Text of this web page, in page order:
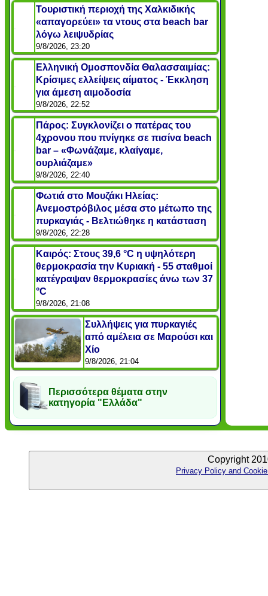
Τουριστική περιοχή της Χαλκιδικής
«απαγορεύει» τα ντους στα beach bar
λόγω λειψυδρίας
9/8/2026, 23:20
Ελληνική Ομοσπονδία Θαλασσαιμίας:
Κρίσιμες ελλείψεις αίματος - Έκκληση
για άμεση αιμοδοσία
9/8/2026, 22:52
Πάρος: Συγκλονίζει ο πατέρας του
4χρονου που πνίγηκε σε πισίνα beach
bar – «Φωνάζαμε, κλαίγαμε,
ουρλιάζαμε»
9/8/2026, 22:40
Φωτιά στο Μουζάκι Ηλείας:
Ανεμοστρόβιλος μέσα στο μέτωπο της
πυρκαγιάς - Βελτιώθηκε η κατάσταση
9/8/2026, 22:28
Καιρός: Στους 39,6 °C η υψηλότερη
θερμοκρασία την Κυριακή - 55 σταθμοί
κατέγραψαν θερμοκρασίες άνω των 37
°C
9/8/2026, 21:08
Συλλήψεις για πυρκαγιές
από αμέλεια σε Μαρούσι και
Χίο
9/8/2026, 21:04
Περισσότερα θέματα στην
κατηγορία "Ελλάδα"
Copyright
Privacy Policy and